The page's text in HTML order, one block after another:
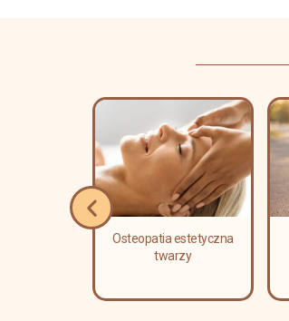
Osteopatia estetyczna
twarzy